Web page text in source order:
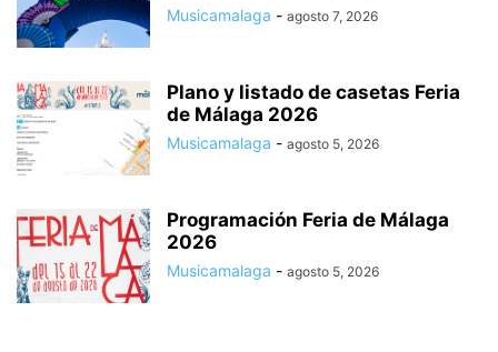
Musicamalaga - agosto 7, 2026
Plano y listado de casetas Feria
de Málaga 2026
Musicamalaga - agosto 5, 2026
Programación Feria de Málaga
2026
Musicamalaga - agosto 5, 2026